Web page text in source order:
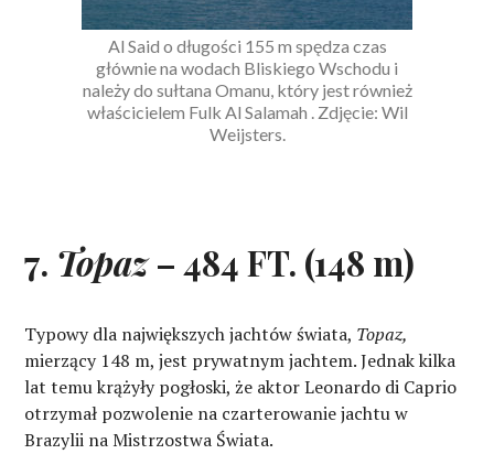
Al Said o długości 155 m spędza czas
głównie na wodach Bliskiego Wschodu i
należy do sułtana Omanu, który jest również
właścicielem Fulk Al Salamah . Zdjęcie: Wil
Weijsters.
7. Topaz– 484 FT. (148 m)
Typowy dla największych jachtów świata, Topaz,
mierzący 148 m, jest prywatnym jachtem. Jednak kilka
lat temu krążyły pogłoski, że aktor Leonardo di Caprio
otrzymał pozwolenie na czarterowanie jachtu w
Brazylii na Mistrzostwa Świata.